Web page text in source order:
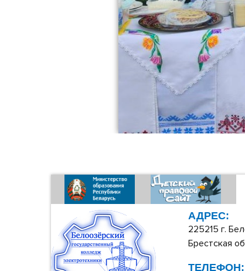
АДРЕС:
225215 г.
Брестская
ТЕЛЕФОН: